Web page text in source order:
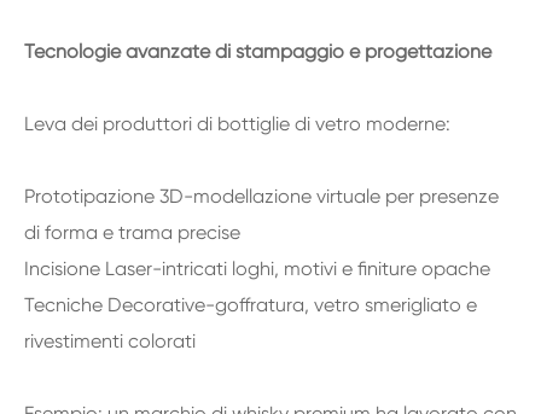
Tecnologie avanzate di stampaggio e progettazione
Leva dei produttori di bottiglie di vetro moderne:
Prototipazione 3D-modellazione virtuale per presenze
di forma e trama precise
Incisione Laser-intricati loghi, motivi e finiture opache
Tecniche Decorative-goffratura, vetro smerigliato e
rivestimenti colorati